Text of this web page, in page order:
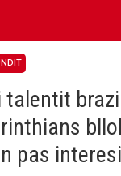
talentit
pas